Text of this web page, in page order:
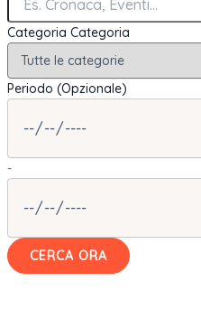
Categoria Categoria
Periodo (Opzionale)
-
CERCA ORA